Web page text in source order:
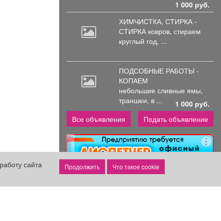
1 000 руб.
ХИМЧИСТКА, СТИРКА -
СТИРКА ковров, стираем
круглый год, ...
ПОДСОБНЫЕ РАБОТЫ -
КОПАЕМ
небольшие сливные ямы,
траншеи, в ...
1 000 руб.
Все объявления
Подать объявление
реклама
сайта Что такое cookie